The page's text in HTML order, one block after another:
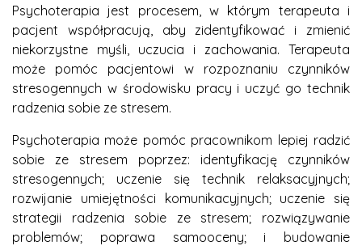
Psychoterapia jest procesem, w którym terapeuta i
pacjent współpracują, aby zidentyfikować i zmienić
niekorzystne myśli, uczucia i zachowania. Terapeuta
może pomóc pacjentowi w rozpoznaniu czynników
stresogennych w środowisku pracy i uczyć go technik
radzenia sobie ze stresem.
Psychoterapia może pomóc pracownikom lepiej radzić
sobie ze stresem poprzez: identyfikację czynników
stresogennych; uczenie się technik relaksacyjnych;
rozwijanie umiejętności komunikacyjnych; uczenie się
strategii radzenia sobie ze stresem; rozwiązywanie
problemów; poprawa samooceny; i budowanie